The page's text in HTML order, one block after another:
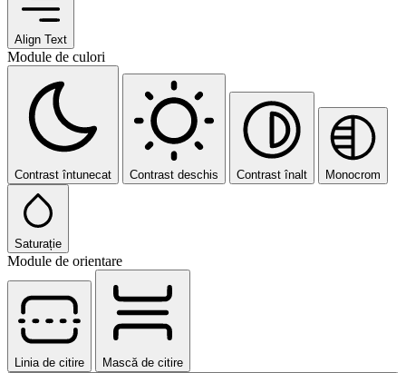
Align Text
Module de culori
Contrast întunecat Contrast deschis Contrast înalt Monocrom
Saturație
Module de orientare
Linia de citire
Mască de citire